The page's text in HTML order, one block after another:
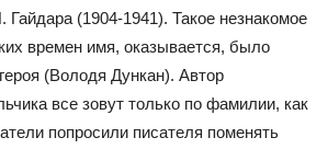
Гайдара (1904-1941). Такое незнакомое
времен имя, оказывается, было
(Володя Дункан). Автор
все зовут только по фамилии, как
попросили писателя поменять